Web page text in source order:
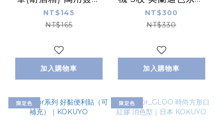
筆｜日本KOKUYO
NT$145
NT$165
加入購物車
日本KOKUYO
NT$300
NT$330
加入購物車
限定色 限定色